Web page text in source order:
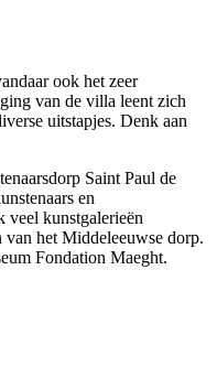
ook het zeer
van de villa leent zich
uitstapjes. Denk aan
Saint Paul de
en
veel kunstgalerieën
van het Middeleeuwse dorp.
Fondation Maeght.